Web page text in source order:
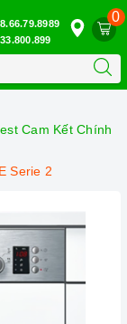
0
Cam Kết Chính
Serie 2